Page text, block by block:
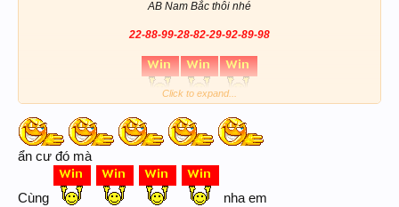
AB Nam Bắc thôi nhé
22-88-99-28-82-29-92-89-98
Click to expand...
ẩn cư đó mà
Cùng nha em